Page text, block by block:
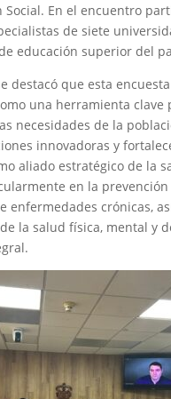
Social. En el encuentro
de siete
educación superior del
destacó que esta
una herramienta clave
necesidades de la
innovadoras y
aliado estratégico de la
en la prevención
enfermedades crónicas,
la salud física, mental y